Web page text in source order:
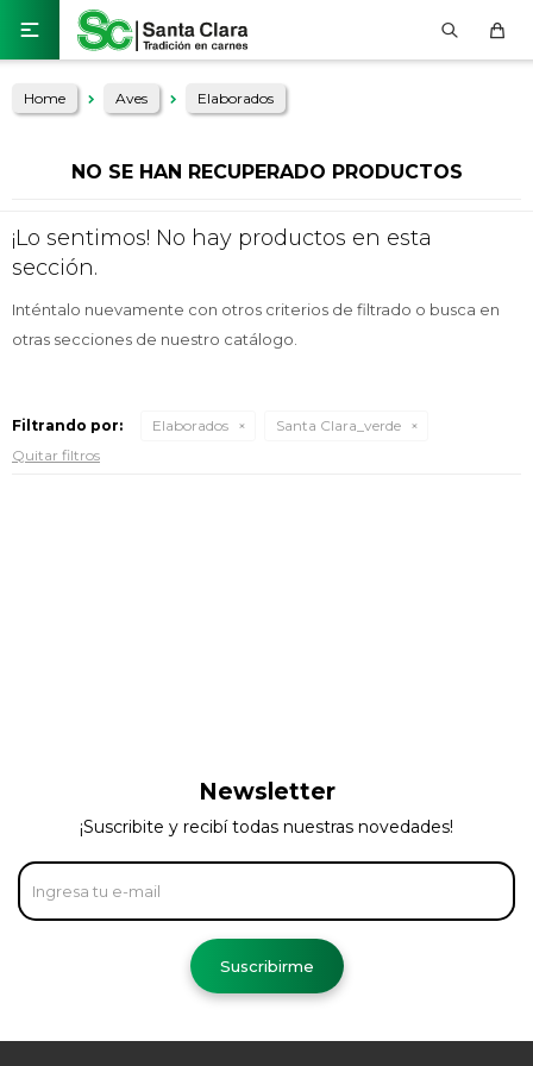

Home Aves Elaborados
NO SE HAN RECUPERADO PRODUCTOS
¡Lo sentimos! No hay productos en esta
sección.
Inténtalo nuevamente con otros criterios de filtrado o busca en
otras secciones de nuestro catálogo.
Filtrando por: Elaborados
Santa Clara_verde
Quitar filtros
Newsletter
¡Suscribite y recibí todas nuestras novedades!
Suscribirme